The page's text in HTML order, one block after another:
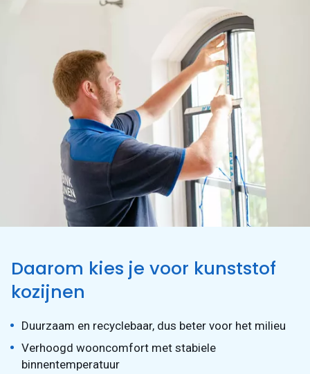
Daarom kies je voor kunststof
kozijnen
Duurzaam en recyclebaar, dus beter voor het milieu
Verhoogd wooncomfort met stabiele
binnentemperatuur